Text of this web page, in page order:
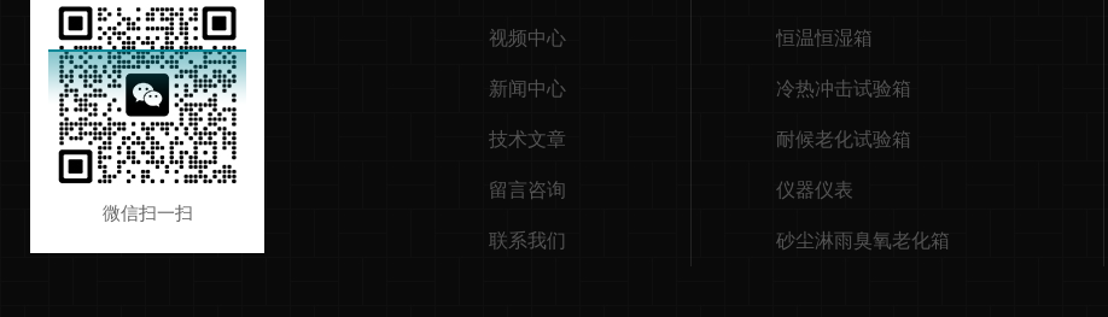
微信扫一扫
视频中心
新闻中心
技术文章
留言咨询
联系我们
恒温恒湿箱
冷热冲击试验箱
耐候老化试验箱
仪器仪表
砂尘淋雨臭氧老化箱